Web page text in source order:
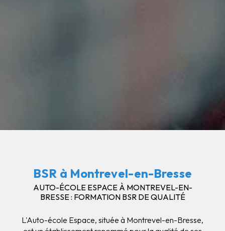
BSR à Montrevel-en-Bresse
AUTO-ÉCOLE ESPACE À MONTREVEL-EN-
BRESSE : FORMATION BSR DE QUALITÉ
L'Auto-école Espace, située à Montrevel-en-Bresse,